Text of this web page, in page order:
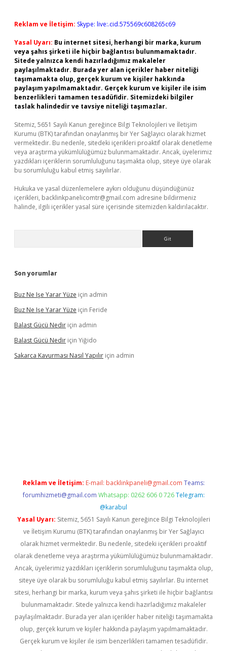
Reklam ve İletişim: Skype: live:.cid.575569c608265c69
Yasal Uyarı: Bu internet sitesi, herhangi bir marka, kurum
veya şahıs şirketi ile hiçbir bağlantısı bulunmamaktadır.
Sitede yalnızca kendi hazırladığımız makaleler
paylaşılmaktadır. Burada yer alan içerikler haber niteliği
taşımamakta olup, gerçek kurum ve kişiler hakkında
paylaşım yapılmamaktadır. Gerçek kurum ve kişiler ile isim
benzerlikleri tamamen tesadüfidir. Sitemizdeki bilgiler
taslak halindedir ve tavsiye niteliği taşımazlar.
Sitemiz, 5651 Sayılı Kanun gereğince Bilgi Teknolojileri ve İletişim
Kurumu (BTK) tarafından onaylanmış bir Yer Sağlayıcı olarak hizmet
vermektedir. Bu nedenle, sitedeki içerikleri proaktif olarak denetleme
veya araştırma yükümlülüğümüz bulunmamaktadır. Ancak, üyelerimiz
yazdıkları içeriklerin sorumluluğunu taşımakta olup, siteye üye olarak
bu sorumluluğu kabul etmiş sayılırlar.
Hukuka ve yasal düzenlemelere aykırı olduğunu düşündüğünüz
içerikleri, backlinkpanelicomtr@gmail.com adresine bildirmeniz
halinde, ilgili içerikler yasal süre içerisinde sitemizden kaldırılacaktır.
Son yorumlar
Buz Ne Işe Yarar Yüze için admin
Buz Ne Işe Yarar Yüze için Feride
Balast Gücü Nedir için admin
Balast Gücü Nedir için Yiğido
Sakarca Kavurması Nasıl Yapılır için admin
Reklam ve İletişim: E-mail: backlinkpaneli@gmail.com Teams:
forumhizmeti@gmail.com Whatsapp: 0262 606 0 726 Telegram:
@karabul
Yasal Uyarı: Sitemiz, 5651 Sayılı Kanun gereğince Bilgi Teknolojileri
ve İletişim Kurumu (BTK) tarafından onaylanmış bir Yer Sağlayıcı
olarak hizmet vermektedir. Bu nedenle, sitedeki içerikleri proaktif
olarak denetleme veya araştırma yükümlülüğümüz bulunmamaktadır.
Ancak, üyelerimiz yazdıkları içeriklerin sorumluluğunu taşımakta olup,
siteye üye olarak bu sorumluluğu kabul etmiş sayılırlar. Bu internet
sitesi, herhangi bir marka, kurum veya şahıs şirketi ile hiçbir bağlantısı
bulunmamaktadır. Sitede yalnızca kendi hazırladığımız makaleler
paylaşılmaktadır. Burada yer alan içerikler haber niteliği taşımamakta
olup, gerçek kurum ve kişiler hakkında paylaşım yapılmamaktadır.
Gerçek kurum ve kişiler ile isim benzerlikleri tamamen tesadüfidir.